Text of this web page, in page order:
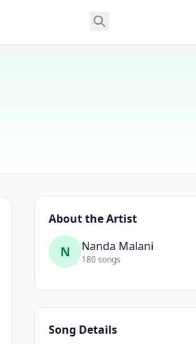
About the Artist
N Nanda Malani
180 songs
Song Details